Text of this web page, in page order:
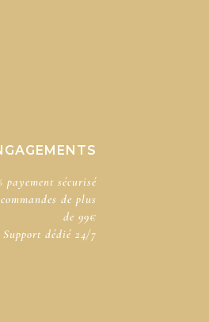
payement sécurisé​
de plus
de 99€
Support dédié​ 24/7